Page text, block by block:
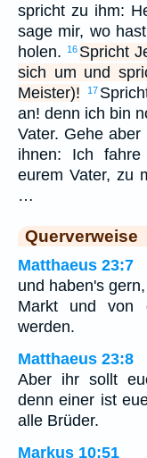
spricht zu ihm:
sage mir, wo
holen.
16 Spricht
sich um und
Meister)!
17
an! denn ich bin
Vater. Gehe
ihnen: Ich
eurem Vater, zu
…
Querverweise
Matthaeus 23:7
und haben's
Markt und von
werden.
Matthaeus 23:8
Aber ihr sollt
denn einer ist
alle Brüder.
Markus 10:51